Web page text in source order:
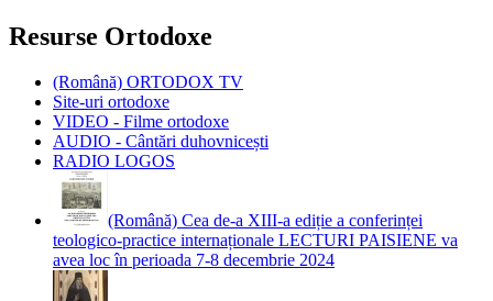
Resurse Ortodoxe
(Română) ORTODOX TV
Site-uri ortodoxe
VIDEO - Filme ortodoxe
AUDIO - Cântări duhovnicești
RADIO LOGOS
(Română) Cea de-a XIII-a ediție a conferinței
teologico-practice internaționale LECTURI PAISIENE va
avea loc în perioada 7-8 decembrie 2024